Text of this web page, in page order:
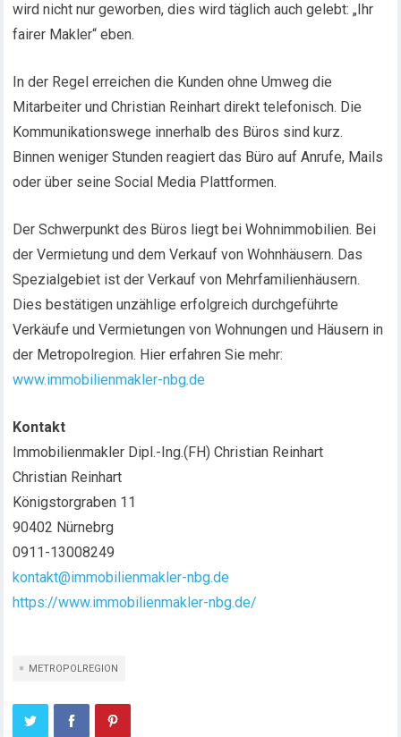
wird nicht nur geworben, dies wird täglich auch gelebt: „Ihr
fairer Makler“ eben.
In der Regel erreichen die Kunden ohne Umweg die
Mitarbeiter und Christian Reinhart direkt telefonisch. Die
Kommunikationswege innerhalb des Büros sind kurz.
Binnen weniger Stunden reagiert das Büro auf Anrufe, Mails
oder über seine Social Media Plattformen.
Der Schwerpunkt des Büros liegt bei Wohnimmobilien. Bei
der Vermietung und dem Verkauf von Wohnhäusern. Das
Spezialgebiet ist der Verkauf von Mehrfamilienhäusern.
Dies bestätigen unzählige erfolgreich durchgeführte
Verkäufe und Vermietungen von Wohnungen und Häusern in
der Metropolregion. Hier erfahren Sie mehr:
www.immobilienmakler-nbg.de
Kontakt
Immobilienmakler Dipl.-Ing.(FH) Christian Reinhart
Christian Reinhart
Königstorgraben 11
90402 Nürnebrg
0911-13008249
kontakt@immobilienmakler-nbg.de
https://www.immobilienmakler-nbg.de/
METROPOLREGION